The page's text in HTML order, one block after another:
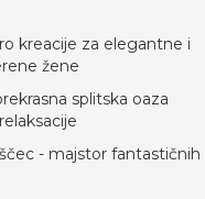
kreacije za elegantne i
žene
splitska oaza
- majstor fantastičnih